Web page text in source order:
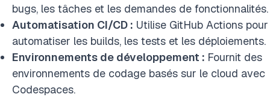
bugs, les tâches et les demandes de fonctionnalités.
Automatisation CI/CD : Utilise GitHub Actions pour
automatiser les builds, les tests et les déploiements.
Environnements de développement : Fournit des
environnements de codage basés sur le cloud avec
Codespaces.